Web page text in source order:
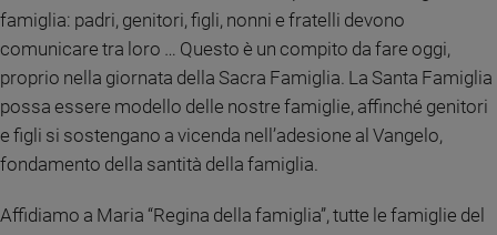
Registrati
Redazione
Social
famiglia: padri, genitori, figli, nonni e fratelli devono
comunicare tra loro … Questo è un compito da fare oggi,
proprio nella giornata della Sacra Famiglia. La Santa Famiglia
possa essere modello delle nostre famiglie, affinché genitori
e figli si sostengano a vicenda nell’adesione al Vangelo,
fondamento della santità della famiglia.
Affidiamo a Maria “Regina della famiglia”, tutte le famiglie del